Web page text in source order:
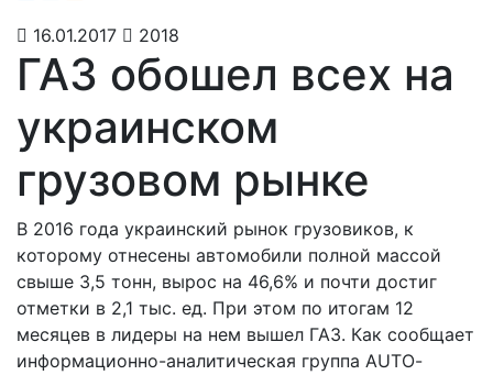
16.01.2017 2018
ГАЗ обошел всех на
украинском
грузовом рынке
В 2016 года украинский рынок грузовиков, к
которому отнесены автомобили полной массой
свыше 3,5 тонн, вырос на 46,6% и почти достиг
отметки в 2,1 тыс. ед. При этом по итогам 12
месяцев в лидеры на нем вышел ГАЗ. Как сообщает
информационно-аналитическая группа AUTO-